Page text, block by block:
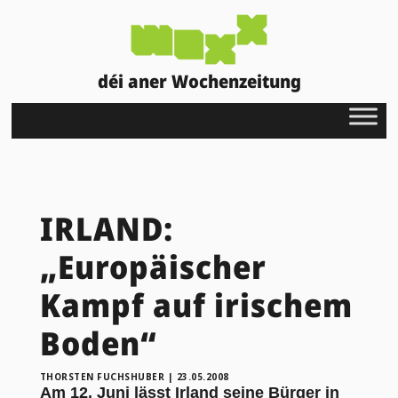
déi aner Wochenzeitung
IRLAND:
„Europäischer
Kampf auf irischem
Boden“
THORSTEN FUCHSHUBER | 23.05.2008
Am 12. Juni lässt Irland seine Bürger in